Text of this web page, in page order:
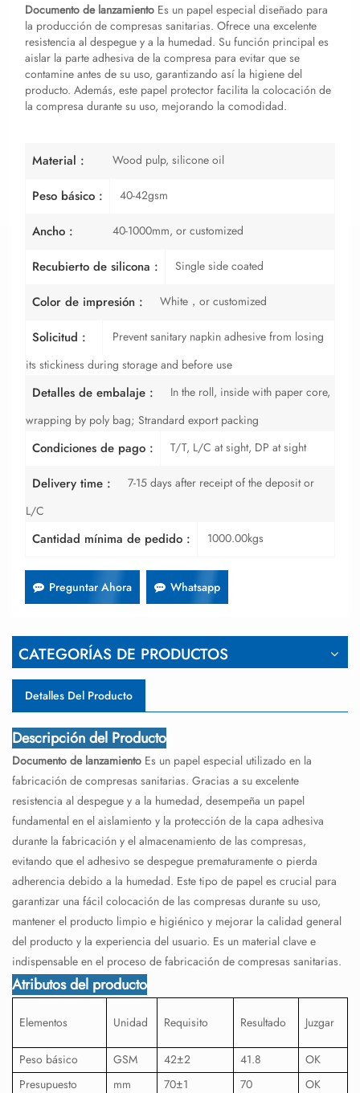
Documento de lanzamiento Es un papel especial diseñado para
la producción de compresas sanitarias. Ofrece una excelente
resistencia al despegue y a la humedad. Su función principal es
aislar la parte adhesiva de la compresa para evitar que se
contamine antes de su uso, garantizando así la higiene del
producto. Además, este papel protector facilita la colocación de
la compresa durante su uso, mejorando la comodidad.
Material : Wood pulp, silicone oil
Peso básico : 40-42gsm
Ancho : 40-1000mm, or customized
Recubierto de silicona : Single side coated
Color de impresión : White，or customized
Solicitud :
Prevent sanitary napkin adhesive from losing
its stickiness during storage and before use
Detalles de embalaje :
In the roll, inside with paper core,
wrapping by poly bag; Strandard export packing
Condiciones de pago : T/T, L/C at sight, DP at sight
Delivery time :
7-15 days after receipt of the deposit or
L/C
Cantidad mínima de pedido : 1000.00kgs
Preguntar Ahora Whatsapp
CATEGORÍAS DE PRODUCTOS
Detalles Del Producto
Descripción del Producto
Documento de lanzamiento Es un papel especial utilizado en la
fabricación de compresas sanitarias. Gracias a su excelente
resistencia al despegue y a la humedad, desempeña un papel
fundamental en el aislamiento y la protección de la capa adhesiva
durante la fabricación y el almacenamiento de las compresas,
evitando que el adhesivo se despegue prematuramente o pierda
adherencia debido a la humedad. Este tipo de papel es crucial para
garantizar una fácil colocación de las compresas durante su uso,
mantener el producto limpio e higiénico y mejorar la calidad general
del producto y la experiencia del usuario. Es un material clave e
indispensable en el proceso de fabricación de compresas sanitarias.
Atributos del producto
Elementos Unidad Requisito Resultado Juzgar
Peso básico GSM 42±2 41.8
OK
Presupuesto
mm 70±1 70
OK